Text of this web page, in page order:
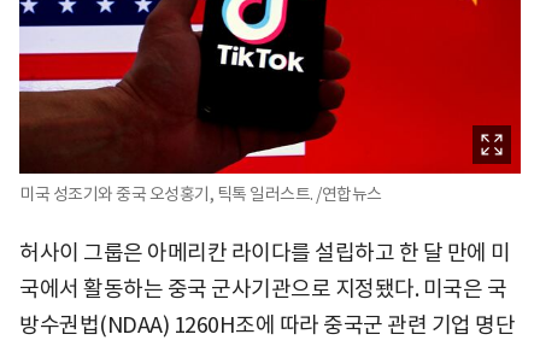
미국 성조기와 중국 오성홍기, 틱톡 일러스트. /연합뉴스
허사이 그룹은 아메리칸 라이다를 설립하고 한 달 만에 미
국에서 활동하는 중국 군사기관으로 지정됐다. 미국은 국
방수권법(NDAA) 1260H조에 따라 중국군 관련 기업 명단